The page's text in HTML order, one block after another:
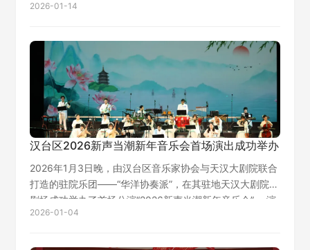
车，车辆往来穿梭，新鲜蔬菜正被快速运往各大市场……从
2026-01-14
汉台区2026新声当潮新年音乐会首场演出成功举办
2026年1月3日晚，由汉台区音乐家协会与天汉大剧院联合
打造的驻院乐团——“华洋协奏派”，在其驻地天汉大剧院大
剧场成功举办了首场公演“2026新声当潮新年音乐会”。 演
出当晚，剧场内座无虚席，观众热情高涨，乐团以精湛的
2026-01-04